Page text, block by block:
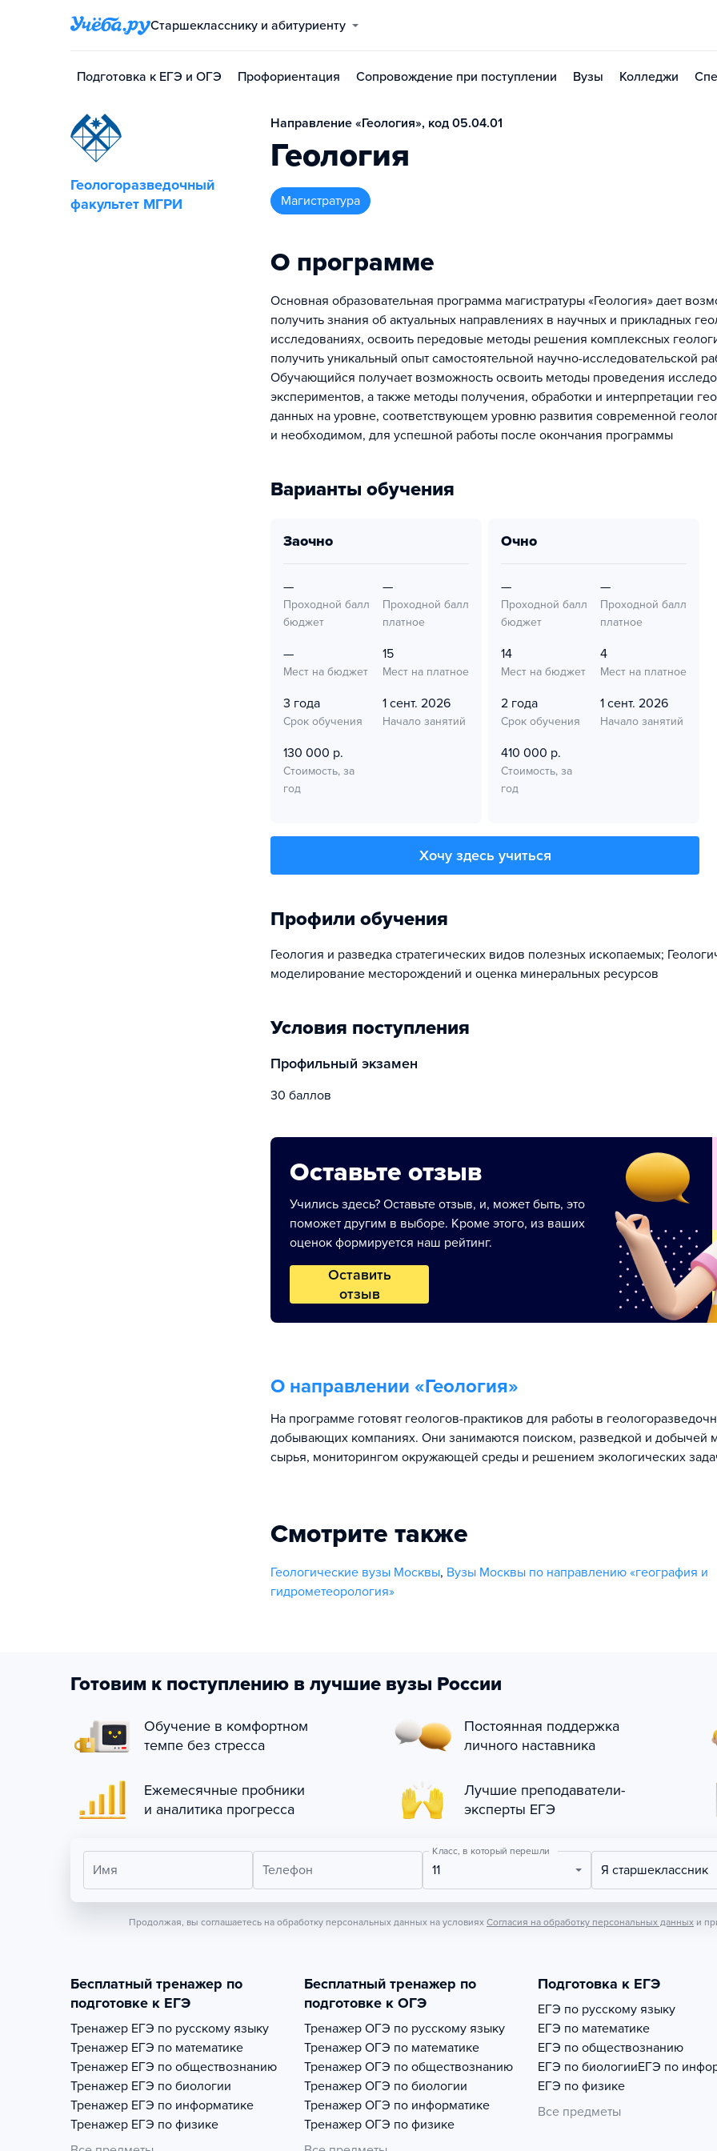
Старшекласснику и абитуриенту
Подготовка к ЕГЭ и ОГЭ Профориентация Сопровождение при поступлении Вузы Колледжи
Геологоразведочный
факультет МГРИ
Направление «Геология», код 05.04.01
Геология
магистратура
О программе
Основная образовательная программа магистратуры «Геология» дает
получить знания об актуальных направлениях в научных и прикладных
исследованиях, освоить передовые методы решения комплексных
получить уникальный опыт самостоятельной научно-исследовательской
Обучающийся получает возможность освоить методы проведения
экспериментов, а также методы получения, обработки и интерпретации
данных на уровне, соответствующем уровню развития современной
и необходимом, для успешной работы после окончания программы
Варианты обучения
заочно
—
Проходной балл
бюджет
—
Проходной балл
платное
—
Мест на бюджет
15
Мест на платное
3 года
Срок обучения
1 сент. 2026
Начало занятий
130 000 р.
Стоимость, за
год
очно
—
Проходной балл
бюджет
—
Проходной балл
платное
14
Мест на бюджет
4
Мест на платное
2 года
Срок обучения
1 сент. 2026
Начало занятий
410 000 р.
Стоимость, за
год
Хочу здесь учиться
Профили обучения
Геология и разведка стратегических видов полезных ископаемых;
моделирование месторождений и оценка минеральных ресурсов
Условия поступления
Профильный экзамен
30 баллов
Оставьте отзыв
Учились здесь? Оставьте отзыв, и, может быть, это
поможет другим в выборе. Кроме этого, из ваших
оценок формируется наш рейтинг.
Оставить
отзыв
О направлении «Геология»
На программе готовят геологов-практиков для работы в
добывающих компаниях. Они занимаются поиском, разведкой и добычей
сырья, мониторингом окружающей среды и решением экологических
Смотрите также
Геологические вузы Москвы, Вузы Москвы по направлению «география и
гидрометеорология»
Готовим к поступлению в лучшие вузы России
Обучение в комфортном
темпе без стресса
Постоянная поддержка
личного наставника
Ежемесячные пробники
и аналитика прогресса
Лучшие преподаватели-
эксперты ЕГЭ
Имя Телефон
Класс, в который перешли
11 Я старшеклассник
Продолжая, вы соглашаетесь на обработку персональных данных на условиях Согласия на обработку персональных данных и
Бесплатный тренажер по
подготовке к ЕГЭ
Тренажер ЕГЭ по русскому языку
Тренажер ЕГЭ по математике
Тренажер ЕГЭ по обществознанию
Тренажер ЕГЭ по биологии
Тренажер ЕГЭ по информатике
Тренажер ЕГЭ по физике
Бесплатный тренажер по
подготовке к ОГЭ
Тренажер ОГЭ по русскому языку
Тренажер ОГЭ по математике
Тренажер ОГЭ по обществознанию
Тренажер ОГЭ по биологии
Тренажер ОГЭ по информатике
Тренажер ОГЭ по физике
Подготовка к ЕГЭ
ЕГЭ по русскому языку
ЕГЭ по математике
ЕГЭ по обществознанию
ЕГЭ по биологииЕГЭ по
ЕГЭ по физике
Все предметы